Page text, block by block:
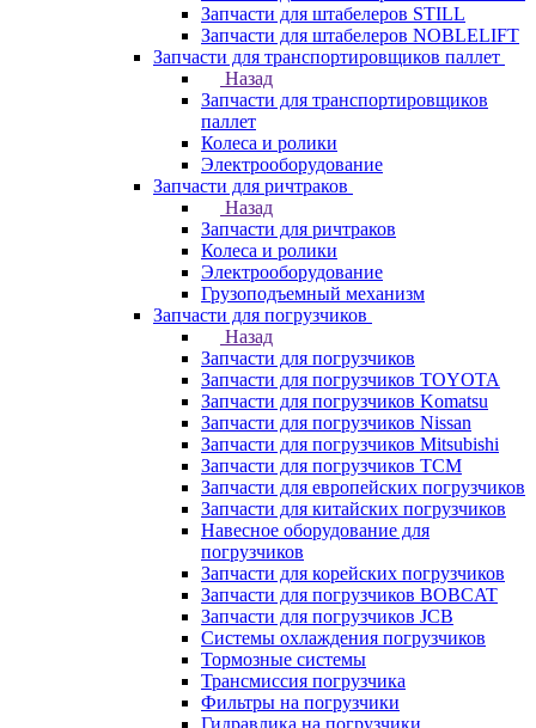
Запчасти для штабелеров STILL
Запчасти для штабелеров NOBLELIFT
Запчасти для транспортировщиков паллет
Назад
Запчасти для транспортировщиков
паллет
Колеса и ролики
Электрооборудование
Запчасти для ричтраков
Назад
Запчасти для ричтраков
Колеса и ролики
Электрооборудование
Грузоподъемный механизм
Запчасти для погрузчиков
Назад
Запчасти для погрузчиков
Запчасти для погрузчиков TOYOTA
Запчасти для погрузчиков Komatsu
Запчасти для погрузчиков Nissan
Запчасти для погрузчиков Mitsubishi
Запчасти для погрузчиков TCM
Запчасти для европейских погрузчиков
Запчасти для китайских погрузчиков
Навесное оборудование для
погрузчиков
Запчасти для корейских погрузчиков
Запчасти для погрузчиков BOBCAT
Запчасти для погрузчиков JCB
Системы охлаждения погрузчиков
Тормозные системы
Трансмиссия погрузчика
Фильтры на погрузчики
Гидравлика на погрузчики